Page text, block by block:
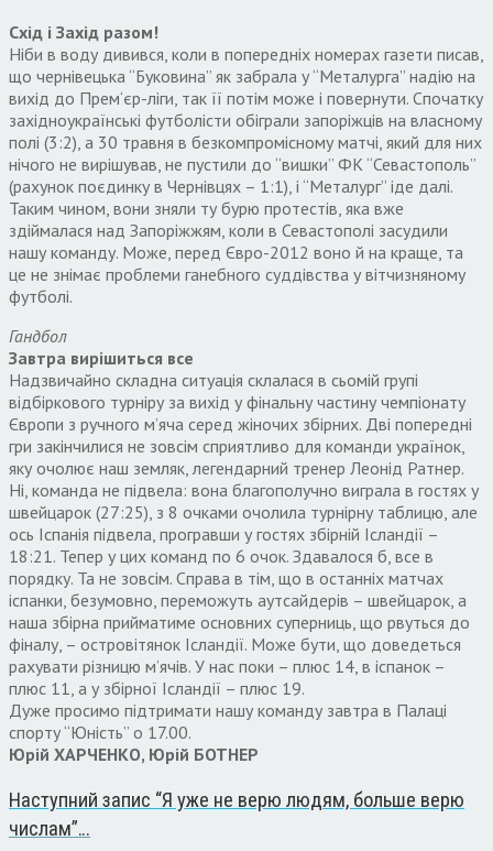
Схід і Захід разом!
Ніби в воду дивився, коли в попередніх номерах газети писав,
що чернівецька “Буковина” як забрала у “Металурга” надію на
вихід до Прем‘єр-ліги, так її потім може і повернути. Спочатку
західноукраїнські футболісти обіграли запоріжців на власному
полі (3:2), а 30 травня в безкомпромісному матчі, який для них
нічого не вирішував, не пустили до “вишки” ФК “Севастополь”
(рахунок поєдинку в Чернівцях – 1:1), і “Металург” іде далі.
Таким чином, вони зняли ту бурю протестів, яка вже
здіймалася над Запоріжжям, коли в Севастополі засудили
нашу команду. Може, перед Євро-2012 воно й на краще, та
це не знімає проблеми ганебного суддівства у вітчизняному
футболі.
Гандбол
Завтра вирішиться все
Надзвичайно складна ситуація склалася в сьомій групі
відбіркового турніру за вихід у фінальну частину чемпіонату
Європи з ручного м’яча серед жіночих збірних. Дві попередні
гри закінчилися не зовсім сприятливо для команди українок,
яку очолює наш земляк, легендарний тренер Леонід Ратнер.
Ні, команда не підвела: вона благополучно виграла в гостях у
швейцарок (27:25), з 8 очками очолила турнірну таблицю, але
ось Іспанія підвела, програвши у гостях збірній Ісландії –
18:21. Тепер у цих команд по 6 очок. Здавалося б, все в
порядку. Та не зовсім. Справа в тім, що в останніх матчах
іспанки, безумовно, переможуть аутсайдерів – швейцарок, а
наша збірна прийматиме основних суперниць, що рвуться до
фіналу, – островітянок Ісландії. Може бути, що доведеться
рахувати різницю м’ячів. У нас поки – плюс 14, в іспанок –
плюс 11, а у збірної Ісландії – плюс 19.
Дуже просимо підтримати нашу команду завтра в Палаці
спорту “Юність” о 17.00.
Юрій ХАРЧЕНКО, Юрій БОТНЕР
Наступний запис “Я уже не верю людям, больше верю
числам”…